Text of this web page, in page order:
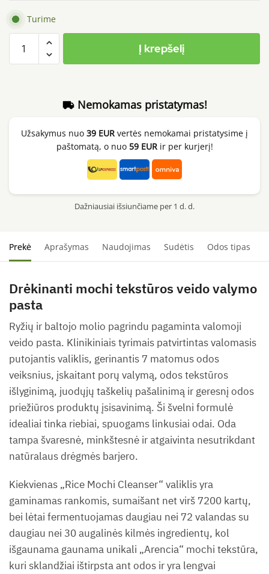
Turime
kiekis:
Cleanser,
Į krepšelį
Nemokamas pristatymas!
Užsakymus nuo 39 EUR vertės nemokamai pristatysime į
paštomatą, o nuo 59 EURir per kurjerį!
Dažniausiai išsiunčiame per 1 d. d.
Prekė Aprašymas Naudojimas Sudėtis Odos tipas
Drėkinanti mochi tekstūros veido valymo
pasta
Ryžių ir baltojo molio pagrindu pagaminta valomoji
veido pasta. Klinikiniais tyrimais patvirtintas valomasis
putojantis valiklis, gerinantis 7 matomus odos
veiksnius, įskaitant porų valymą, odos tekstūros
išlyginimą, juodųjų taškelių pašalinimą ir geresnį odos
priežiūros produktų įsisavinimą. Ši švelni formulė
idealiai tinka riebiai, spuogams linkusiai odai. Oda
tampa švaresnė, minkštesnė ir atgaivinta nesutrikdant
natūralaus drėgmės barjero.
Kiekvienas „Rice Mochi Cleanser“ valiklis yra
gaminamas rankomis, sumaišant net virš 7200 kartų,
bei lėtai fermentuojamas daugiau nei 72 valandas su
daugiau nei 30 augalinės kilmės ingredientų, kol
išgaunama gaunama unikali „Arencia“ mochi tekstūra,
kuri sklandžiai ištirpsta ant odos ir yra lengvai